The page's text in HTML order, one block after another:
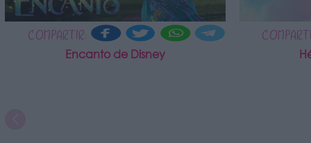
COMPARTIR:
Encanto de Disney